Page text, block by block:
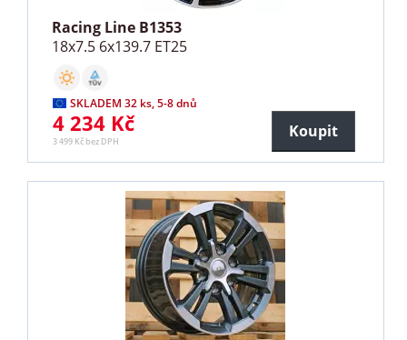
Racing Line B1353
18x7.5 6x139.7 ET25
SKLADEM 32 ks, 5-8 dnů
4 234 Kč
3 499 Kč bez DPH
Koupit